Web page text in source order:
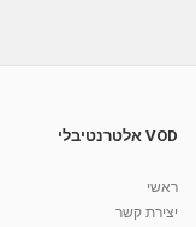
מאת
VOD אלטרנטיבלי
ראשי
יצירת קשר